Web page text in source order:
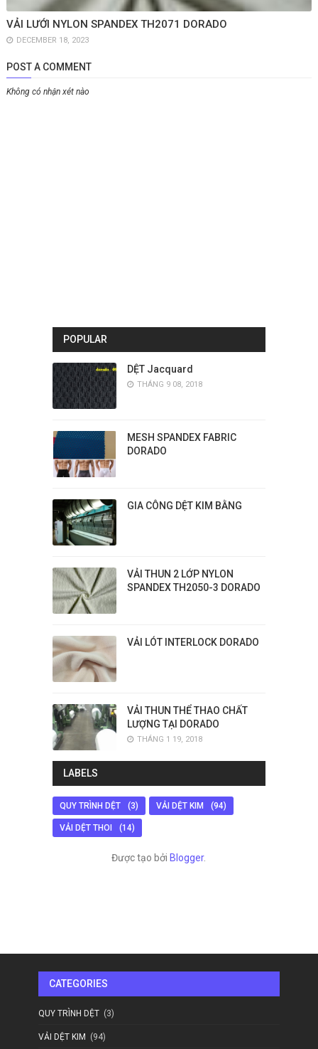
VẢI LƯỚI NYLON SPANDEX TH2071 DORADO
DECEMBER 18, 2023
POST A COMMENT
Không có nhận xét nào
POPULAR
DỆT Jacquard
THÁNG 9 08, 2018
MESH SPANDEX FABRIC
DORADO
GIA CÔNG DỆT KIM BẰNG
VẢI THUN 2 LỚP NYLON
SPANDEX TH2050-3 DORADO
VẢI LÓT INTERLOCK DORADO
VẢI THUN THỂ THAO CHẤT
LƯỢNG TẠI DORADO
THÁNG 1 19, 2018
LABELS
QUY TRÌNH DỆT (3) VẢI DỆT KIM (94)
VẢI DỆT THOI (14)
Được tạo bởiBlogger.
CATEGORIES
QUY TRÌNH DỆT (3)
VẢI DỆT KIM (94)